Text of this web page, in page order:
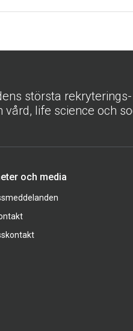
största
vård, life science och
och media